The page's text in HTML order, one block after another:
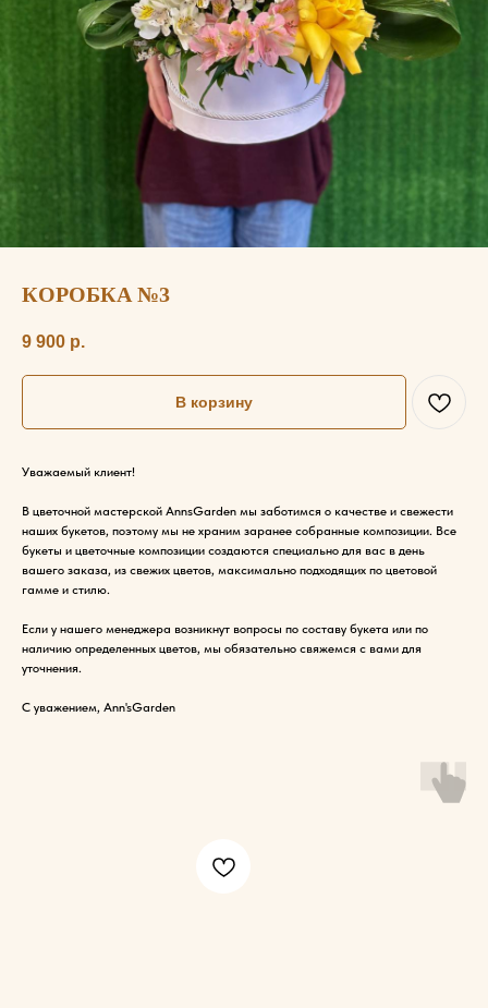
КОРОБКА №3
9 900 р.
В корзину
Уважаемый клиент!
В цветочной мастерской AnnsGarden мы заботимся о качестве и свежести
наших букетов, поэтому мы не храним заранее собранные композиции. Все
букеты и цветочные композиции создаются специально для вас в день
вашего заказа, из свежих цветов, максимально подходящих по цветовой
гамме и стилю.
Если у нашего менеджера возникнут вопросы по составу букета или по
наличию определенных цветов, мы обязательно свяжемся с вами для
уточнения.
С уважением, Ann'sGarden